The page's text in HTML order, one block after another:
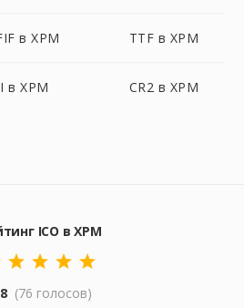
в XPM TTF в XPM
в XPM CR2 в XPM
ICO в XPM
(76 голосов)